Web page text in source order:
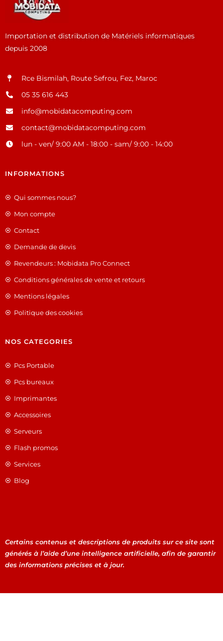
Importation et distribution de Matériels informatiques
depuis 2008
Rce Bismilah, Route Sefrou, Fez, Maroc
05 35 616 443
info@mobidatacomputing.com
contact@mobidatacomputing.com
lun - ven/ 9:00 AM - 18:00 - sam/ 9:00 - 14:00
INFORMATIONS
Qui sommes nous?
Mon compte
Contact
Demande de devis
Revendeurs : Mobidata Pro Connect
Conditions générales de vente et retours
Mentions légales
Politique des cookies
NOS CATEGORIES
Pcs Portable
Pcs bureaux
Imprimantes
Accessoires
Serveurs
Flash promos
Services
Blog
Certains contenus et descriptions de produits sur ce site sont
générés à l’aide d’une intelligence artificielle, afin de garantir
des informations précises et à jour.